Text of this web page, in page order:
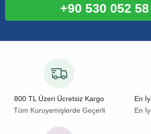
+90 530 052
800 TL Üzeri Ücretsiz Kargo
Tüm Kuruyemişlerde Geçerli
En
En